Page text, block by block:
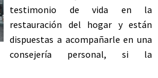
testimonio de vida en la
restauración del hogar y están
dispuestas a acompañarle en una
consejería personal, si la